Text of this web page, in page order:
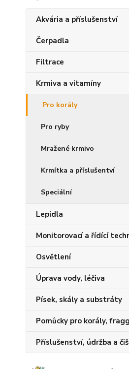
Akvária a příslušenství
Čerpadla
Filtrace
Krmiva a vitamíny
Pro korály
Pro ryby
Mražené krmivo
Krmítka a příslušentví
Speciální
Lepidla
Monitorovací a řídící
Osvětlení
Úprava vody, léčiva
Písek, skály a substráty
Pomůcky pro korály,
Příslušenství, údržba a